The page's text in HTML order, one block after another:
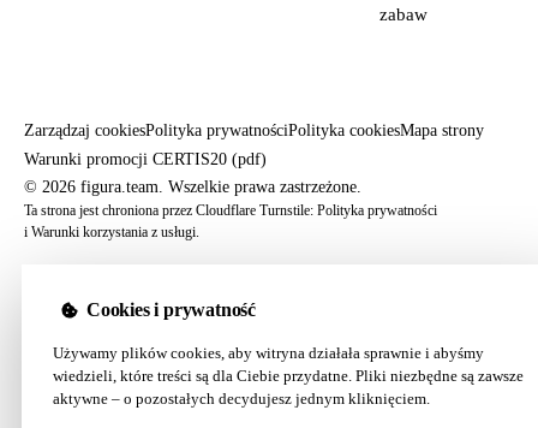
zabaw
Zarządzaj cookiesPolityka prywatnościPolityka cookiesMapa strony
Warunki promocji CERTIS20 (pdf)
© 2026 figura.team. Wszelkie prawa zastrzeżone.
Ta strona jest chroniona przez Cloudflare Turnstile: Polityka prywatności
i Warunki korzystania z usługi.
Cookies i prywatność
Używamy plików cookies, aby witryna działała sprawnie i abyśmy
wiedzieli, które treści są dla Ciebie przydatne. Pliki niezbędne są zawsze
aktywne – o pozostałych decydujesz jednym kliknięciem.